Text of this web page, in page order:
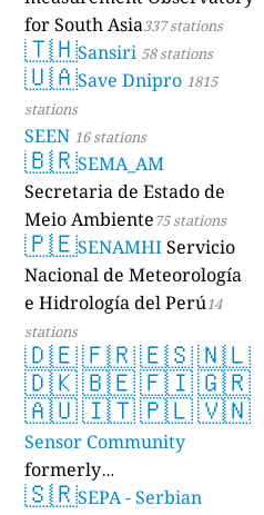
for South Asia337 stations
🇹🇭Sansiri 58 stations
🇺🇦Save Dnipro 1815
stations
SEEN 16 stations
🇧🇷SEMA_AM
Secretaria de Estado de
Meio Ambiente75 stations
🇵🇪SENAMHIServicio
Nacional de Meteorología
e Hidrología del Perú14
stations
🇩🇪🇫🇷🇪🇸🇳🇱
🇩🇰🇧🇪🇫🇮🇬🇷
🇦🇺🇮🇹🇵🇱🇻🇳
Sensor Community
formerly
luftdaten.info35809 stations
🇸🇷SEPA - Serbian